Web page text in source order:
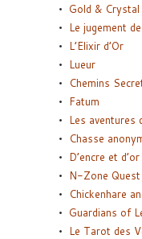
Gold & Crystal
Le jugement
L’Elixir d’Or
Lueur
Chemins
Fatum
Les aventures
Chasse
D’encre et d’or
N-Zone Quest
Chickenhare
Guardians of
Le Tarot des